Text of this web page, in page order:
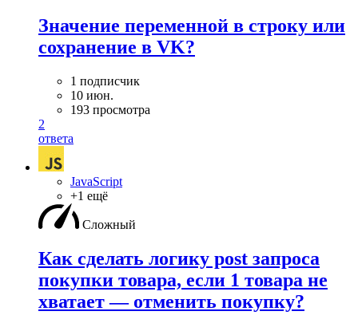
Значение переменной в строку или
сохранение в VK?
1 подписчик
10 июн.
193 просмотра
2
ответа
JavaScript
+1 ещё
Сложный
Как сделать логику post запроса
покупки товара, если 1 товара не
хватает — отменить покупку?